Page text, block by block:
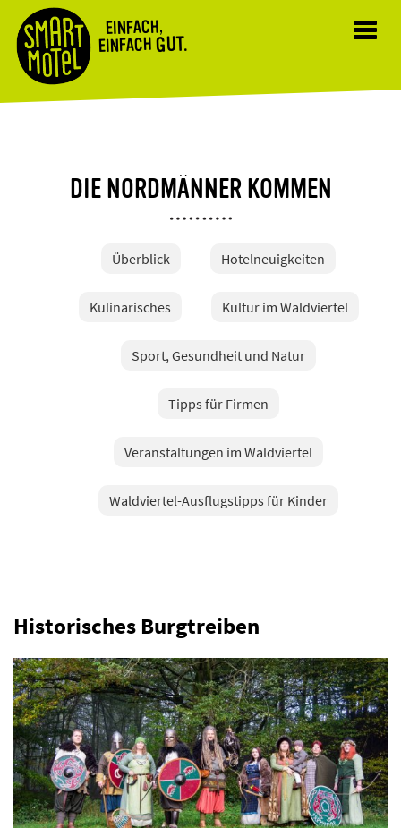
EINFACH,
EINFACH GUT.
DIE NORDMÄNNER KOMMEN
Überblick Hotelneuigkeiten
Kulinarisches Kultur im Waldviertel
Sport, Gesundheit und Natur
Tipps für Firmen
Veranstaltungen im Waldviertel
Waldviertel-Ausflugstipps für Kinder
Historisches Burgtreiben